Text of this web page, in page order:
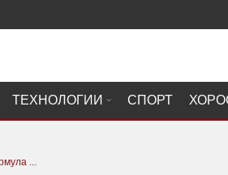
ТЕХНОЛОГИИ СПОРТ
...